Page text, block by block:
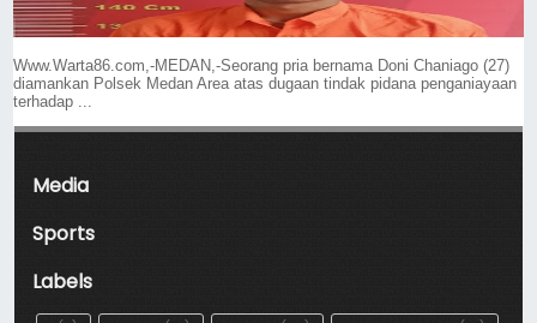
Www.Warta86.com,-MEDAN,-Seorang pria bernama Doni Chaniago (27)
diamankan Polsek Medan Area atas dugaan tindak pidana penganiayaan
terhadap ...
Media
Sports
Labels